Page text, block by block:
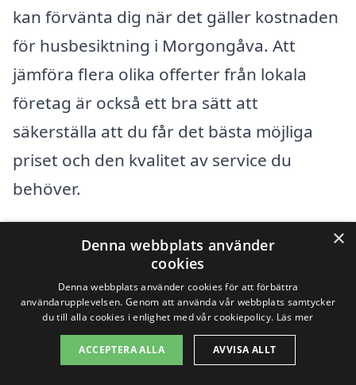
kan förvänta dig när det gäller kostnaden
för husbesiktning i Morgongåva. Att
jämföra flera olika offerter från lokala
företag är också ett bra sätt att
säkerställa att du får det bästa möjliga
priset och den kvalitet av service du
behöver.
På vår plattform erbjuder vi en enkel
lösning för att jämföra priser och tjänster
från olika företag som erbjuder
husbesiktning i Morgongåva. Genom att
fylla i dina uppgifter kan du snabbt ta
×
Denna webbplats använder
cookies
Denna webbplats använder cookies för att förbättra
användarupplevelsen. Genom att använda vår webbplats samtycker
du till alla cookies i enlighet med vår cookiepolicy. Läs mer
ACCEPTERA ALLA AVVISA ALLT